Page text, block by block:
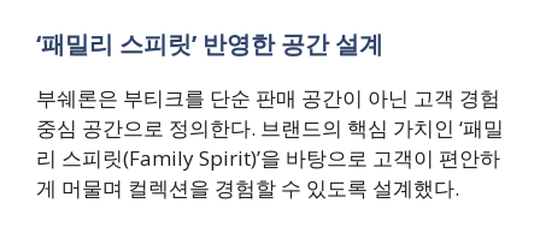
‘패밀리 스피릿’ 반영한 공간 설계
부쉐론은 부티크를 단순 판매 공간이 아닌 고객 경험
중심 공간으로 정의한다. 브랜드의 핵심 가치인 ‘패밀
리 스피릿(Family Spirit)’을 바탕으로 고객이 편안하
게 머물며 컬렉션을 경험할 수 있도록 설계했다.